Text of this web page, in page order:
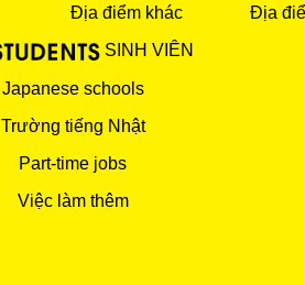
Địa điểm khác
Địa
SINH VIÊN
Japanese schools
Trường tiếng Nhật
Part-time jobs
Việc làm thêm